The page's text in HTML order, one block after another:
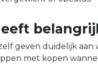
geven duidelijk
met kopen